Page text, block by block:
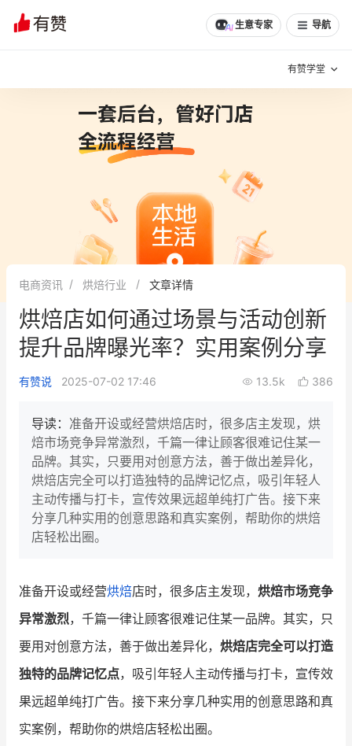
生意专家 导航
有赞学堂
增长方法
有赞专家说
新零售最佳实践
面对面聊增长
新零售大会 新零售茶会
增长产品指南
智库 产品场景库
产品更新动态 帮助中心
品牌消费观 行业报告
新零售资讯
培训课程
私域课程 新零售内参
电商资讯 烘焙行业 文章详情
烘焙店如何通过场景与活动创新
提升品牌曝光率？实用案例分享
有赞说 2025-07-02 17:46 13.5k 386
导读： 准备开设或经营烘焙店时，很多店主发现，烘
焙市场竞争异常激烈，千篇一律让顾客很难记住某一
品牌。其实，只要用对创意方法，善于做出差异化，
烘焙店完全可以打造独特的品牌记忆点，吸引年轻人
主动传播与打卡，宣传效果远超单纯打广告。接下来
分享几种实用的创意思路和真实案例，帮助你的烘焙
店轻松出圈。
准备开设或经营烘焙店时，很多店主发现， 烘焙市场竞争
异常激烈，千篇一律让顾客很难记住某一品牌。其实，只
要用对创意方法，善于做出差异化， 烘焙店完全可以打造
独特的品牌记忆点，吸引年轻人主动传播与打卡，宣传效
果远超单纯打广告。接下来分享几种实用的创意思路和真
实案例，帮助你的烘焙店轻松出圈。